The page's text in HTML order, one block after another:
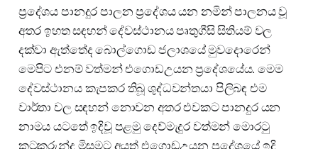
ප්‍රදේශය පානදුර පාලන ප්‍රදේශය යන නමින් පාලනය වූ
අතර ඉහත සඳහන් දේවස්ථානය පෘතුගීසි සිතියම් වල
දක්වා ඇත්තේද බොල්ගොඩ ජලාශයේ මුවදොරෙන්
මෙපිට එනම් වත්මන් එගොඩඋයන ප්‍රදේශයේය. මෙම
දේවස්ථානය කැපකර තිබූ ශුද්ධවන්තයා පිලිබඳ එම
වාර්තා වල සඳහන් නොවන අතර එවකට පානදුර යන
නාමය යටතේ ඉදිවූ පළමු දෙව්මැදුර වත්මන් මොරටු
කටුකුරුන්ද මිසමට අයත් එගොඩඋයන ප්‍රදේශයේ ඉදි